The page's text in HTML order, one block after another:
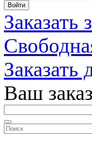
Войти
Заказать
Заказать
Ваш заказ